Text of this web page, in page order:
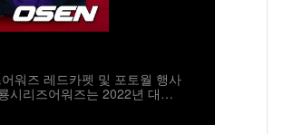
워즈 레드카펫 및 포토월 행사
시리즈어워즈는 2022년 대한
다.배우 고윤정이 레드카펫을